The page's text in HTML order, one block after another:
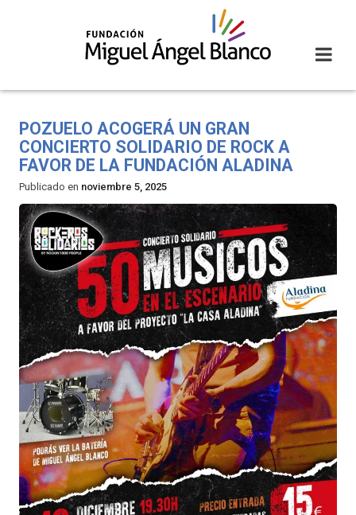
POZUELO ACOGERÁ UN GRAN
CONCIERTO SOLIDARIO DE ROCK A
FAVOR DE LA FUNDACIÓN ALADINA
Publicado en noviembre 5, 2025